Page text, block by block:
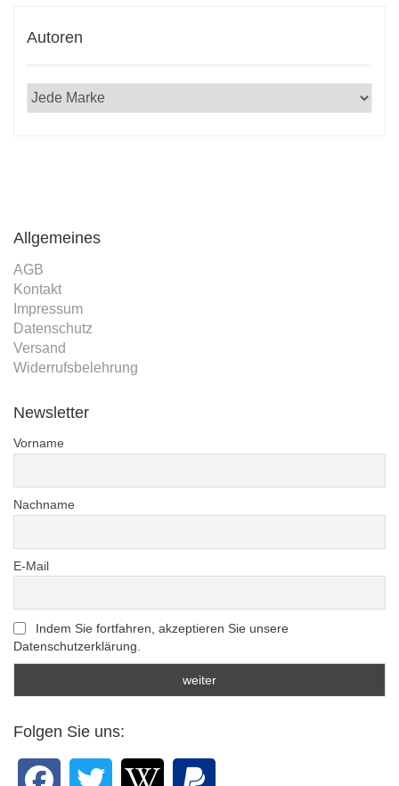
Autoren
Allgemeines
AGB
Kontakt
Impressum
Datenschutz
Versand
Widerrufsbelehrung
Newsletter
Vorname
Nachname
E-Mail
Indem Sie fortfahren, akzeptieren Sie unsere
Datenschutzerklärung.
Folgen Sie uns: